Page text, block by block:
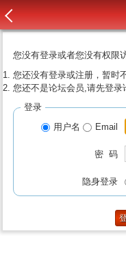
您没有登录或者您没有权限
您还没有登录或注册，暂时
您还不是论坛会员,请先登录
登录
用户名
Email
密 码
隐身登录